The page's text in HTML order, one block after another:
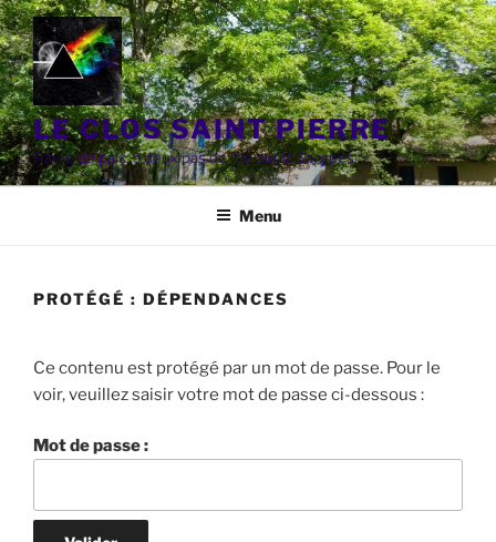
Aller
au
contenu
principal
LE CLOS SAINT PIERRE
Havre de paix, à deux pas de l'Ile sur la Sorgues
Menu
PROTÉGÉ : DÉPENDANCES
Ce contenu est protégé par un mot de passe. Pour le
voir, veuillez saisir votre mot de passe ci-dessous :
Mot de passe :